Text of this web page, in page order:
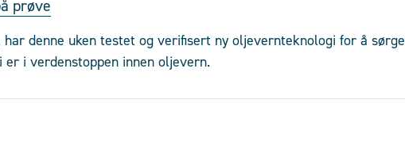
prøve
har denne uken testet og verifisert ny oljevernteknologi for å sørge
i verdenstoppen innen oljevern.